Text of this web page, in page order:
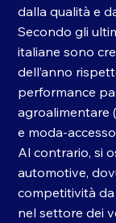
dalla qualità e
Secondo gli
italiane sono
dell’anno
performance
agroalimentare
e moda-
Al contrario, si
automotive,
competitività
nel settore dei